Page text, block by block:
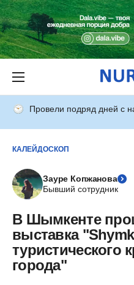
Провели подряд дней с
КАЛЕЙДОСКОП
Зауре Копжанова
Бывший сотрудник
В Шымкенте
выставка
туристического
города"